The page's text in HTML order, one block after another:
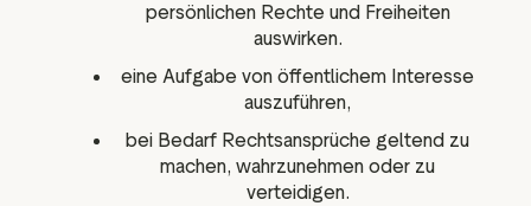
persönlichen Rechte und Freiheiten
auswirken.
eine Aufgabe von öffentlichem Interesse
auszuführen,
bei Bedarf Rechtsansprüche geltend zu
machen, wahrzunehmen oder zu
verteidigen.